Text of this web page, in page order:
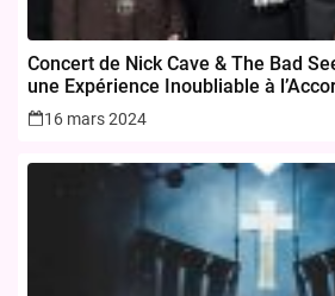
Concert de Nick Cave & The Bad
une Expérience Inoubliable à
novembre 2024
16 mars 2024